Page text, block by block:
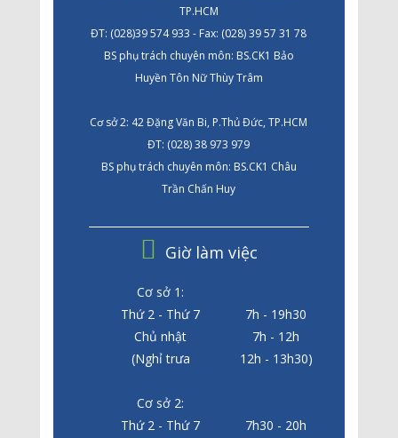
TP.HCM
ĐT: (028)39 574 933 - Fax: (028) 39 57 31 78
BS phụ trách chuyên môn: BS.CK1 Bảo
Huyền Tôn Nữ Thùy Trâm
Cơ sở 2: 42 Đặng Văn Bi, P.Thủ Đức, TP.HCM
ĐT: (028) 38 973 979
BS phụ trách chuyên môn: BS.CK1 Châu
Trần Chấn Huy
Giờ làm việc
Cơ sở 1:
Thứ 2 - Thứ 7
7h - 19h30
Chủ nhật
7h - 12h
(Nghỉ trưa
12h - 13h30)
Cơ sở 2:
Thứ 2 - Thứ 7
7h30 - 20h